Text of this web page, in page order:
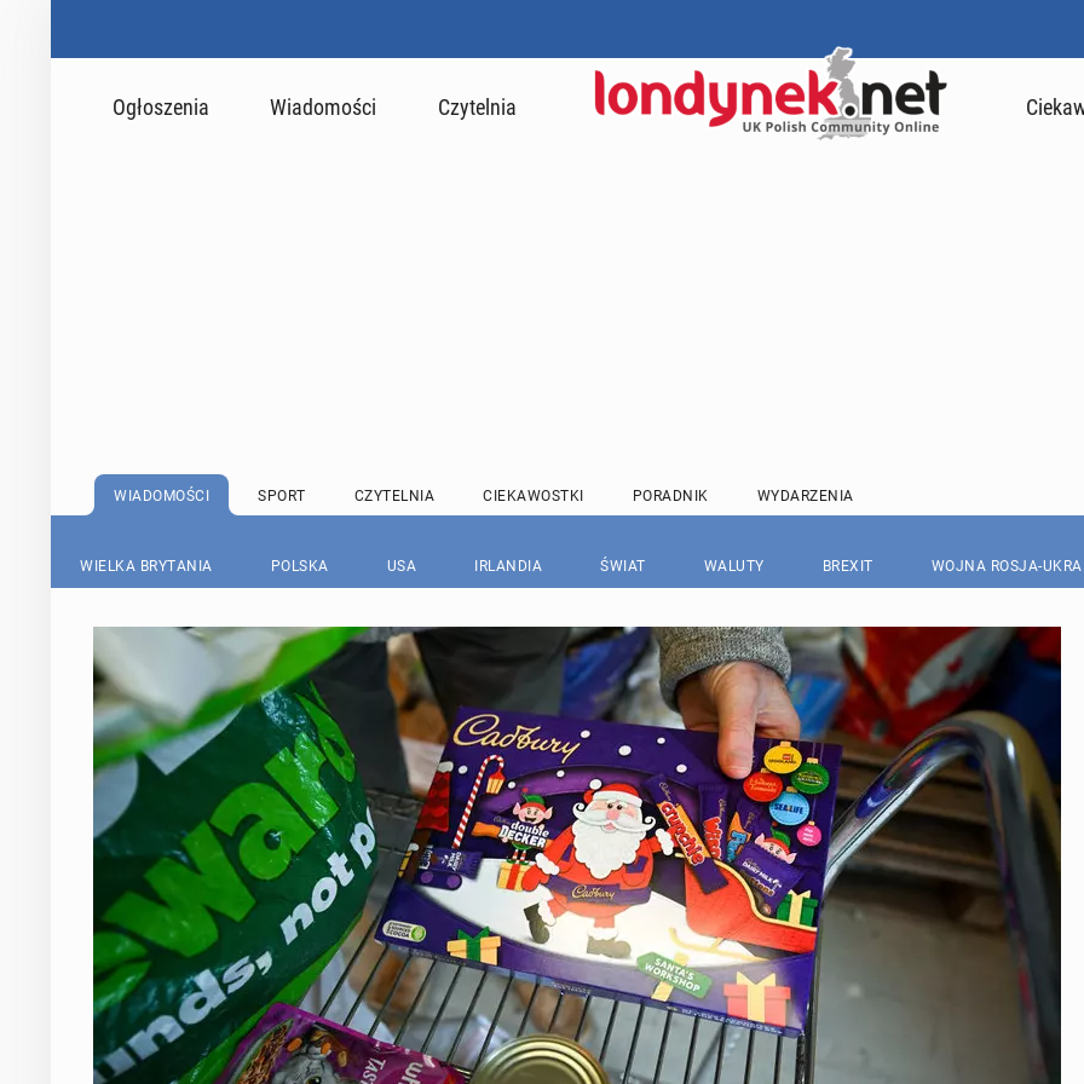
Ogłoszenia Wiadomości Czytelnia
WIADOMOŚCI SPORT CZYTELNIA CIEKAWOSTKI PORADNIK WYDARZENIA
WIELKA BRYTANIA POLSKA USA IRLANDIA ŚWIAT WALUTY BREXIT WOJNA ROSJA-